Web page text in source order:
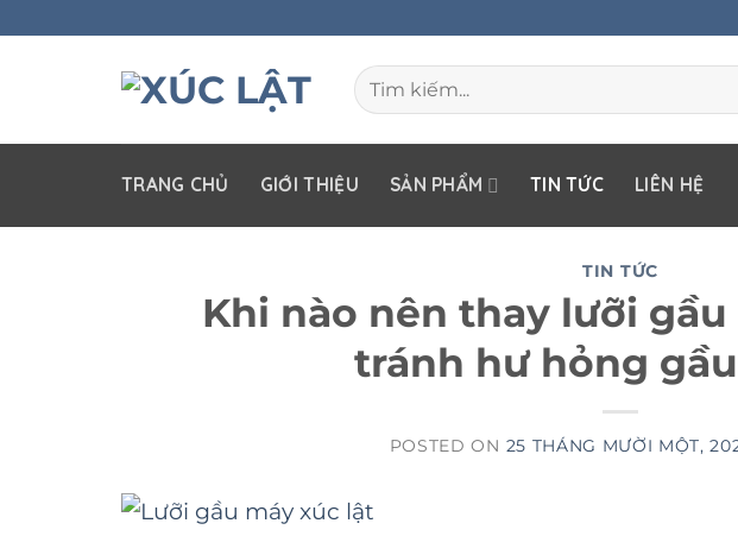
Tìm
kiếm:
TRANG CHỦ GIỚI THIỆU SẢN PHẨM TIN TỨC LIÊN HỆ
TIN TỨC
Khi nào nên thay lưỡi
tránh hư hỏng
POSTED ON 25 THÁNG MƯỜI MỘT,